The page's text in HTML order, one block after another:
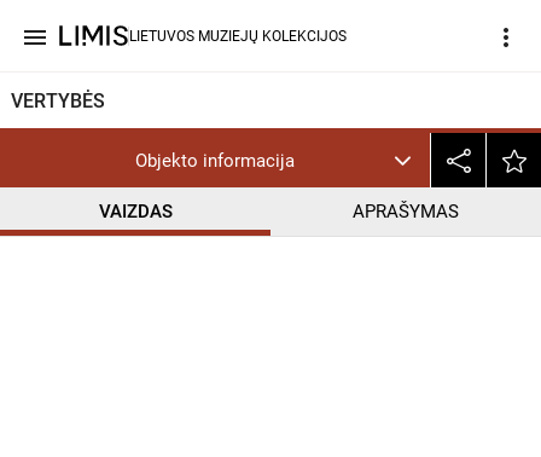
menu LIETUVOS MUZIEJŲ KOLEKCIJOS more_vert
VERTYBĖS
Objekto informacija
VAIZDAS APRAŠYMAS